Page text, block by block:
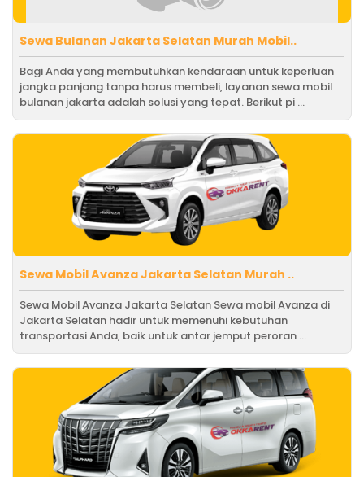
Sewa Bulanan Jakarta Selatan Murah Mobil..
Bagi Anda yang membutuhkan kendaraan untuk keperluan
jangka panjang tanpa harus membeli, layanan sewa mobil
bulanan jakarta adalah solusi yang tepat. Berikut pi ...
Sewa Mobil Avanza Jakarta Selatan Murah ..
Sewa Mobil Avanza Jakarta Selatan Sewa mobil Avanza di
Jakarta Selatan hadir untuk memenuhi kebutuhan
transportasi Anda, baik untuk antar jemput peroran ...